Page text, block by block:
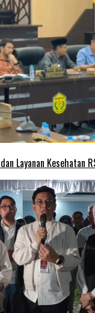
Layanan Kesehatan